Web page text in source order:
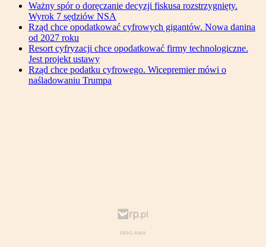
Ważny spór o doręczanie decyzji fiskusa rozstrzygnięty.
Wyrok 7 sędziów NSA
Rząd chce opodatkować cyfrowych gigantów. Nowa danina
od 2027 roku
Resort cyfryzacji chce opodatkować firmy technologiczne.
Jest projekt ustawy
Rząd chce podatku cyfrowego. Wicepremier mówi o
naśladowaniu Trumpa